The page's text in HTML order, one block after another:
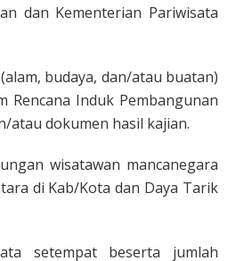
dan Kementerian Pariwisata
budaya, dan/atau buatan)
Rencana Induk Pembangunan
atau dokumen hasil kajian.
wisatawan mancanegara
di Kab/Kota dan Daya Tarik
setempat beserta jumlah